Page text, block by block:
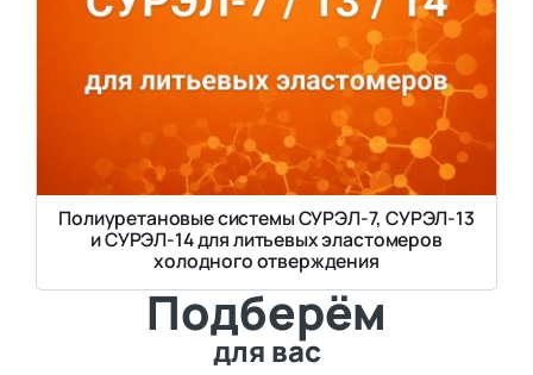
Полиуретановые системы СУРЭЛ-7, СУРЭЛ-13
и СУРЭЛ-14 для литьевых эластомеров
холодного отверждения
Подберём
для вас